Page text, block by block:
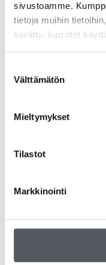
sivustoamme.
tietoja muihin
kerätty, kun olet
valinta
Välttämätön
Mieltymykset
Tilastot
Markkinointi